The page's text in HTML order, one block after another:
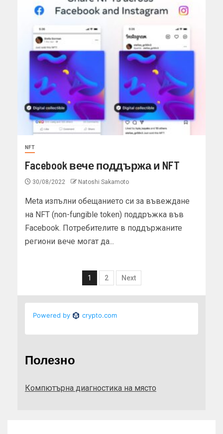
NFT
Facebook вече поддържа и NFT
30/08/2022 Natoshi Sakamoto
Meta изпълни обещанието си за въвеждане
на NFT (non-fungible token) поддръжка във
Facebook. Потребителите в поддържаните
региони вече могат да...
1 2 Next
Полезно
Компютърна диагностика на място